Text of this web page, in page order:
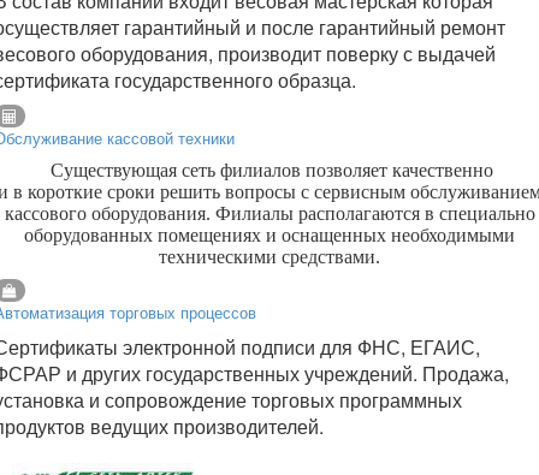
гарантийный и после гарантийный ремонт
оборудования, производит поверку с выдачей
государственного образца.
кассовой техники
Существующая сеть филиалов позволяет качественно
в короткие сроки решить вопросы с сервисным
кассового оборудования. Филиалы располагаются в специально
оборудованных помещениях и оснащенных необходимыми
техническими средствами.
торговых процессов
электронной подписи для ФНС, ЕГАИС,
и других государственных учреждений. Продажа,
и сопровождение торговых программных
ведущих производителей.